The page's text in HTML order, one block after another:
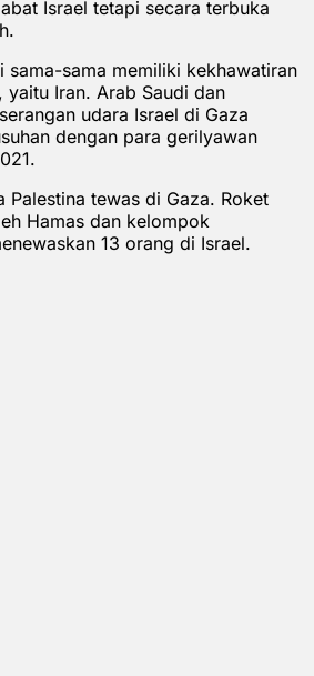
Israel tetapi secara terbuka
sama-sama memiliki kekhawatiran
yaitu Iran. Arab Saudi dan
udara Israel di Gaza
dengan para gerilyawan
tewas di Gaza. Roket
Hamas dan kelompok
13 orang di Israel.